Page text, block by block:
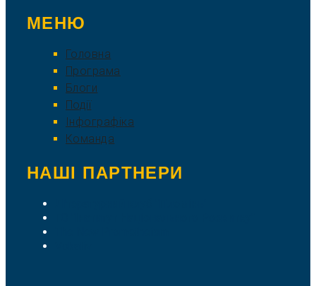
МЕНЮ
Головна
Програма
Блоги
Події
Інфографіка
Команда
НАШІ ПАРТНЕРИ